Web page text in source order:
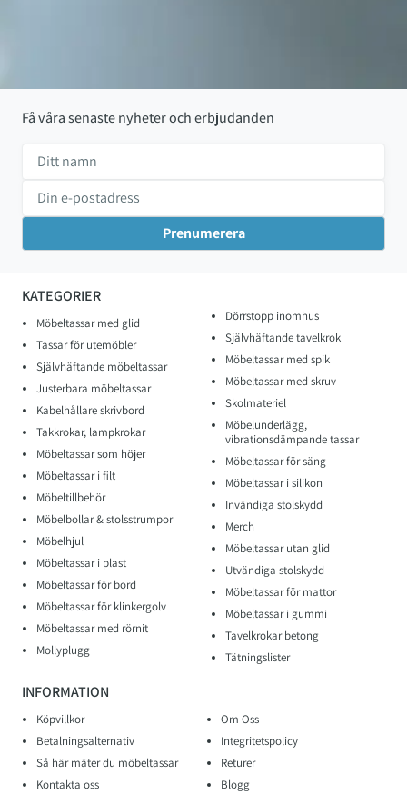
KATEGORIER
Möbeltassar med glid
Tassar för utemöbler
Självhäftande möbeltassar
Justerbara möbeltassar
Kabelhållare skrivbord
Takkrokar, lampkrokar
Möbeltassar som höjer
Möbeltassar i filt
Möbeltillbehör
Möbelbollar & stolsstrumpor
Möbelhjul
Möbeltassar i plast
Möbeltassar för bord
Möbeltassar för klinkergolv
Möbeltassar med rörnit
Mollyplugg
Dörrstopp inomhus
Självhäftande tavelkrok
Möbeltassar med spik
Möbeltassar med skruv
Skolmateriel
Möbelunderlägg,
vibrationsdämpande tassar
Möbeltassar för säng
Möbeltassar i silikon
Invändiga stolskydd
Merch
Möbeltassar utan glid
Utvändiga stolskydd
Möbeltassar för mattor
Möbeltassar i gummi
Tavelkrokar betong
Tätningslister
INFORMATION
Köpvillkor
Om Oss
Betalningsalternativ
Integritetspolicy
Så här mäter du möbeltassar
Returer
Kontakta oss
Blogg
Få våra senaste nyheter och erbjudanden